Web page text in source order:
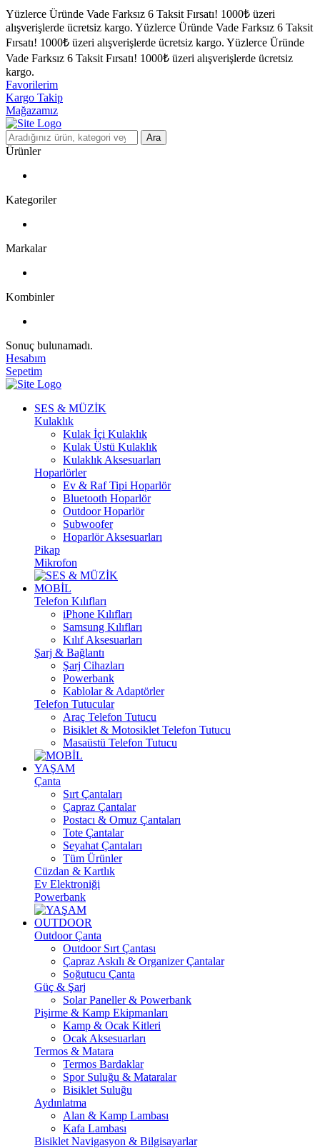
Yüzlerce Üründe Vade Farksız 6 Taksit Fırsatı! 1000₺ üzeri
alışverişlerde ücretsiz kargo. Yüzlerce Üründe Vade Farksız 6 Taksit
Fırsatı! 1000₺ üzeri alışverişlerde ücretsiz kargo. Yüzlerce Üründe
Vade Farksız 6 Taksit Fırsatı! 1000₺ üzeri alışverişlerde ücretsiz
kargo.
Favorilerim
Kargo Takip
Mağazamız
Ara
Ürünler
Kategoriler
Markalar
Kombinler
Sonuç bulunamadı.
Hesabım
Sepetim
SES & MÜZİK
Kulaklık
Kulak İçi Kulaklık
Kulak Üstü Kulaklık
Kulaklık Aksesuarları
Hoparlörler
Ev & Raf Tipi Hoparlör
Bluetooth Hoparlör
Outdoor Hoparlör
Subwoofer
Hoparlör Aksesuarları
Pikap
Mikrofon
MOBİL
Telefon Kılıfları
iPhone Kılıfları
Samsung Kılıfları
Kılıf Aksesuarları
Şarj & Bağlantı
Şarj Cihazları
Powerbank
Kablolar & Adaptörler
Telefon Tutucular
Araç Telefon Tutucu
Bisiklet & Motosiklet Telefon Tutucu
Masaüstü Telefon Tutucu
YAŞAM
Çanta
Sırt Çantaları
Çapraz Çantalar
Postacı & Omuz Çantaları
Tote Çantalar
Seyahat Çantaları
Tüm Ürünler
Cüzdan & Kartlık
Ev Elektroniği
Powerbank
OUTDOOR
Outdoor Çanta
Outdoor Sırt Çantası
Çapraz Askılı & Organizer Çantalar
Soğutucu Çanta
Güç & Şarj
Solar Paneller & Powerbank
Pişirme & Kamp Ekipmanları
Kamp & Ocak Kitleri
Ocak Aksesuarları
Termos & Matara
Termos Bardaklar
Spor Suluğu & Mataralar
Bisiklet Suluğu
Aydınlatma
Alan & Kamp Lambası
Kafa Lambası
Bisiklet Navigasyon & Bilgisayarlar